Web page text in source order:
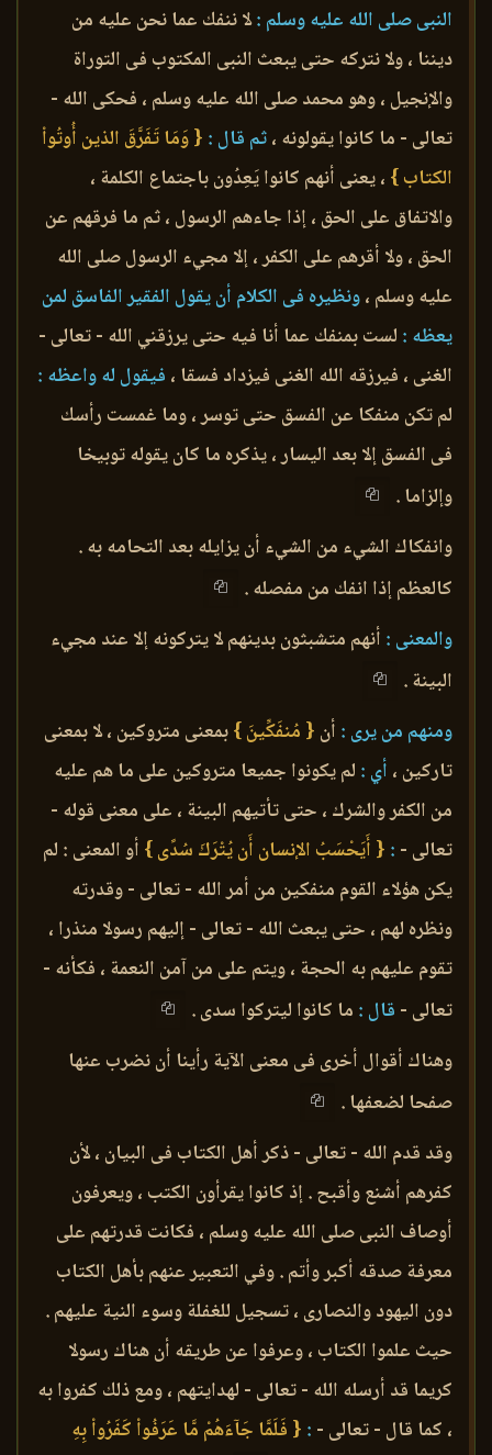
النبى صلى الله عليه وسلم :لا ننفك عما نحن عليه من
ديننا ، ولا نتركه حتى يبعث النبى المكتوب فى التوراة
والإنجيل ، وهو محمد صلى الله عليه وسلم ، فحكى الله -
تعالى - ما كانوا يقولونه ،ثم قال : { وَمَا تَفَرَّقَ الذين أُوتُواْ
الكتاب } ، يعنى أنهم كانوا يَعِدُون باجتماع الكلمة ،
والاتفاق على الحق ، إذا جاءهم الرسول ، ثم ما فرقهم عن
الحق ، ولا أقرهم على الكفر ، إلا مجيء الرسول صلى الله
عليه وسلم ،ونظيره فى الكلام أن يقول الفقير الفاسق لمن
يعظه : لست بمنفك عما أنا فيه حتى يرزقني الله - تعالى -
الغنى ، فيرزقه الله الغنى فيزداد فسقا ، فيقول له واعظه :
لم تكن منفكا عن الفسق حتى توسر ، وما غمست رأسك
فى الفسق إلا بعد اليسار ، يذكره ما كان يقوله توبيخا
وإلزاما .
وانفكاك الشيء من الشيء أن يزايله بعد التحامه به .
كالعظم إذا انفك من مفصله .
والمعنى : أنهم متشبثون بدينهم لا يتركونه إلا عند مجيء
البينة .
ومنهم من يرى : أن { مُنفَكِّينَ }بمعنى متروكين ، لا بمعنى
تاركين ، أي : لم يكونوا جميعا متروكين على ما هم عليه
من الكفر والشرك ، حتى تأتيهم البينة ، على معنى قوله -
تعالى - : { أَيَحْسَبُ الإنسان أَن يُتْرَكَ سُدًى } أو المعنى : لم
يكن هؤلاء القوم منفكين من أمر الله - تعالى - وقدرته
ونظره لهم ، حتى يبعث الله - تعالى - إليهم رسولا منذرا ،
تقوم عليهم به الحجة ، ويتم على من آمن النعمة ، فكأنه -
تعالى - قال : ما كانوا ليتركوا سدى .
وهناك أقوال أخرى فى معنى الآية رأينا أن نضرب عنها
صفحا لضعفها .
وقد قدم الله - تعالى - ذكر أهل الكتاب فى البيان ، لأن
كفرهم أشنع وأقبح . إذ كانوا يقرأون الكتب ، ويعرفون
أوصاف النبى صلى الله عليه وسلم ، فكانت قدرتهم على
معرفة صدقه أكبر وأتم . وفي التعبير عنهم بأهل الكتاب
دون اليهود والنصارى ، تسجيل للغفلة وسوء النية عليهم .
حيث علموا الكتاب ، وعرفوا عن طريقه أن هناك رسولا
كريما قد أرسله الله - تعالى - لهدايتهم ، ومع ذلك كفروا به
، كما قال - تعالى - : { فَلَمَّا جَآءَهُمْ مَّا عَرَفُواْ كَفَرُواْ بِهِ